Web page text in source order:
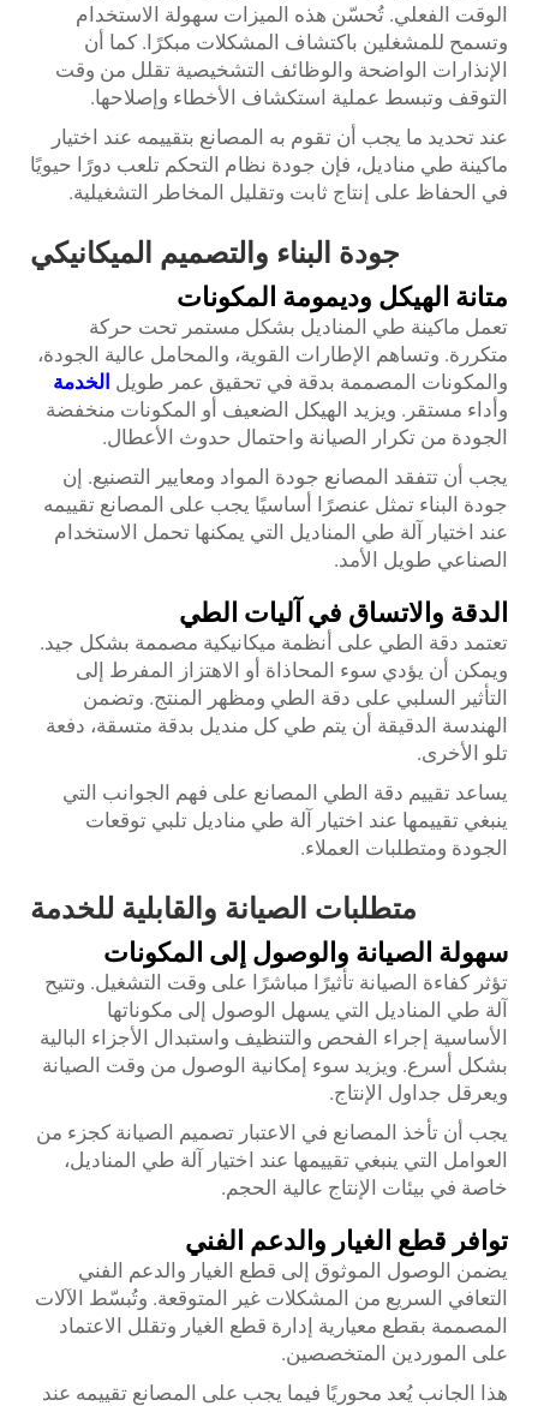
الوقت الفعلي. تُحسّن هذه الميزات سهولة الاستخدام
وتسمح للمشغلين باكتشاف المشكلات مبكرًا. كما أن
الإنذارات الواضحة والوظائف التشخيصية تقلل من وقت
التوقف وتبسط عملية استكشاف الأخطاء وإصلاحها.
عند تحديد ما يجب أن تقوم به المصانع بتقييمه عند اختيار
ماكينة طي مناديل، فإن جودة نظام التحكم تلعب دورًا حيويًا
في الحفاظ على إنتاج ثابت وتقليل المخاطر التشغيلية.
جودة البناء والتصميم الميكانيكي
متانة الهيكل وديمومة المكونات
تعمل ماكينة طي المناديل بشكل مستمر تحت حركة
متكررة. وتساهم الإطارات القوية، والمحامل عالية الجودة،
والمكونات المصممة بدقة في تحقيق عمر طويل الخدمة
وأداء مستقر. ويزيد الهيكل الضعيف أو المكونات منخفضة
الجودة من تكرار الصيانة واحتمال حدوث الأعطال.
يجب أن تتفقد المصانع جودة المواد ومعايير التصنيع. إن
جودة البناء تمثل عنصرًا أساسيًا يجب على المصانع تقييمه
عند اختيار آلة طي المناديل التي يمكنها تحمل الاستخدام
الصناعي طويل الأمد.
الدقة والاتساق في آليات الطي
تعتمد دقة الطي على أنظمة ميكانيكية مصممة بشكل جيد.
ويمكن أن يؤدي سوء المحاذاة أو الاهتزاز المفرط إلى
التأثير السلبي على دقة الطي ومظهر المنتج. وتضمن
الهندسة الدقيقة أن يتم طي كل منديل بدقة متسقة، دفعة
تلو الأخرى.
يساعد تقييم دقة الطي المصانع على فهم الجوانب التي
ينبغي تقييمها عند اختيار آلة طي مناديل تلبي توقعات
الجودة ومتطلبات العملاء.
متطلبات الصيانة والقابلية للخدمة
سهولة الصيانة والوصول إلى المكونات
تؤثر كفاءة الصيانة تأثيرًا مباشرًا على وقت التشغيل. وتتيح
آلة طي المناديل التي يسهل الوصول إلى مكوناتها
الأساسية إجراء الفحص والتنظيف واستبدال الأجزاء البالية
بشكل أسرع. ويزيد سوء إمكانية الوصول من وقت الصيانة
ويعرقل جداول الإنتاج.
يجب أن تأخذ المصانع في الاعتبار تصميم الصيانة كجزء من
العوامل التي ينبغي تقييمها عند اختيار آلة طي المناديل،
خاصة في بيئات الإنتاج عالية الحجم.
توافر قطع الغيار والدعم الفني
يضمن الوصول الموثوق إلى قطع الغيار والدعم الفني
التعافي السريع من المشكلات غير المتوقعة. وتُبسّط الآلات
المصممة بقطع معيارية إدارة قطع الغيار وتقلل الاعتماد
على الموردين المتخصصين.
هذا الجانب يُعد محوريًا فيما يجب على المصانع تقييمه عند